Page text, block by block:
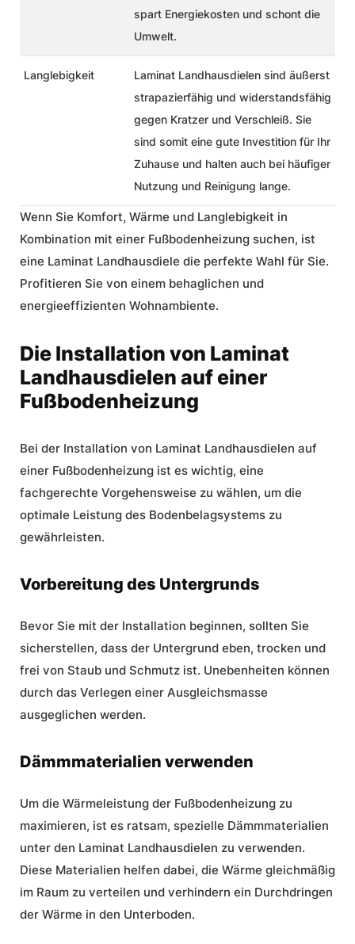
spart Energiekosten und schont die
Umwelt.
Langlebigkeit
Laminat Landhausdielen sind äußerst
strapazierfähig und widerstandsfähig
gegen Kratzer und Verschleiß. Sie
sind somit eine gute Investition für Ihr
Zuhause und halten auch bei häufiger
Nutzung und Reinigung lange.
Wenn Sie Komfort, Wärme und Langlebigkeit in
Kombination mit einer Fußbodenheizung suchen, ist
eine Laminat Landhausdiele die perfekte Wahl für Sie.
Profitieren Sie von einem behaglichen und
energieeffizienten Wohnambiente.
Die Installation von Laminat
Landhausdielen auf einer
Fußbodenheizung
Bei der Installation von Laminat Landhausdielen auf
einer Fußbodenheizung ist es wichtig, eine
fachgerechte Vorgehensweise zu wählen, um die
optimale Leistung des Bodenbelagsystems zu
gewährleisten.
Vorbereitung des Untergrunds
Bevor Sie mit der Installation beginnen, sollten Sie
sicherstellen, dass der Untergrund eben, trocken und
frei von Staub und Schmutz ist. Unebenheiten können
durch das Verlegen einer Ausgleichsmasse
ausgeglichen werden.
Dämmmaterialien verwenden
Um die Wärmeleistung der Fußbodenheizung zu
maximieren, ist es ratsam, spezielle Dämmmaterialien
unter den Laminat Landhausdielen zu verwenden.
Diese Materialien helfen dabei, die Wärme gleichmäßig
im Raum zu verteilen und verhindern ein Durchdringen
der Wärme in den Unterboden.